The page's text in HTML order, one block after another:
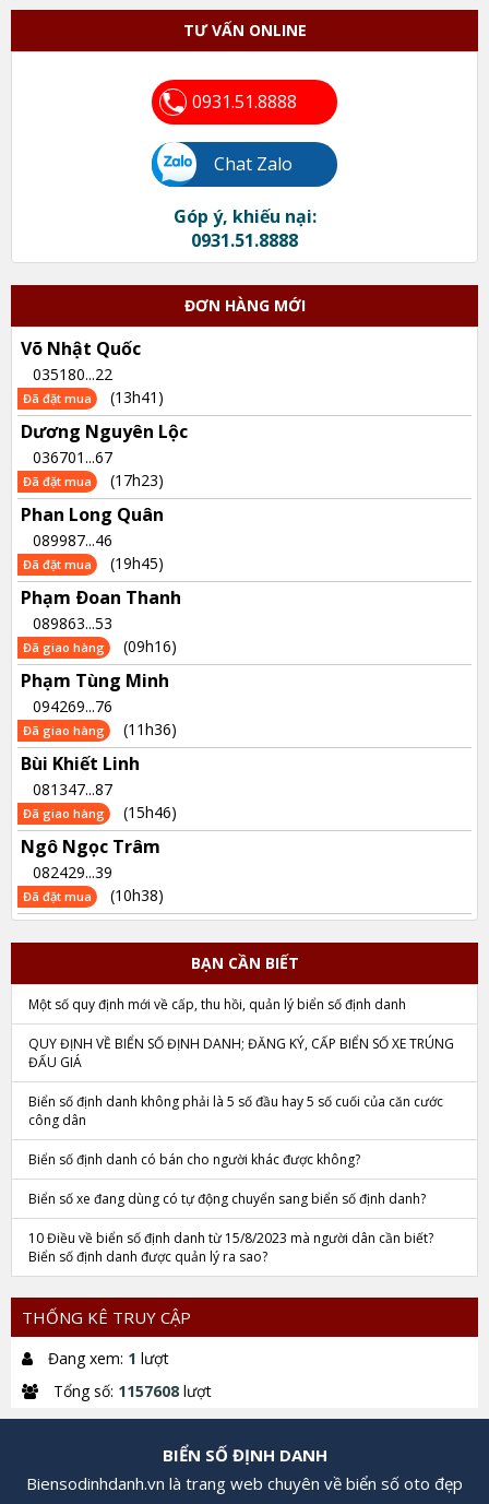
TƯ VẤN ONLINE
0931.51.8888
Chat Zalo
Góp ý, khiếu nại:
0931.51.8888
ĐƠN HÀNG MỚI
Võ Nhật Quốc
035180...22
Đã đặt mua (13h41)
Dương Nguyên Lộc
036701...67
Đã đặt mua (17h23)
Phan Long Quân
089987...46
Đã đặt mua (19h45)
Phạm Ðoan Thanh
089863...53
Đã giao hàng (09h16)
Phạm Tùng Minh
094269...76
Đã giao hàng (11h36)
Bùi Khiết Linh
081347...87
Đã giao hàng (15h46)
Ngô Ngọc Trâm
082429...39
Đã đặt mua (10h38)
BẠN CẦN BIẾT
Một số quy định mới về cấp, thu hồi, quản lý biển số định danh
QUY ĐỊNH VỀ BIỂN SỐ ĐỊNH DANH; ĐĂNG KÝ, CẤP BIỂN SỐ XE TRÚNG
ĐẤU GIÁ
Biển số định danh không phải là 5 số đầu hay 5 số cuối của căn cước
công dân
Biển số định danh có bán cho người khác được không?
Biển số xe đang dùng có tự động chuyển sang biển số định danh?
10 Điều về biển số định danh từ 15/8/2023 mà người dân cần biết?
Biển số định danh được quản lý ra sao?
THỐNG KÊ TRUY CẬP
Đang xem: 1 lượt
Tổng số: 1157608 lượt
BIỂN SỐ ĐỊNH DANH
Biensodinhdanh.vn là trang web chuyên về biển số oto đẹp